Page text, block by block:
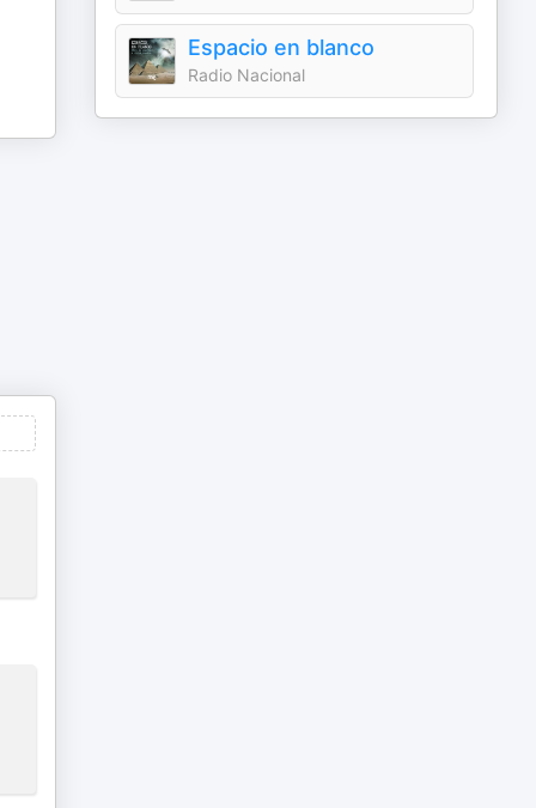
Espacio en blanco
Radio Nacional